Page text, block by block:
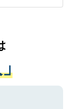
本人の許可
ての厳密な
に付与され
済みです。
SSL（デー
ください。
状況や紹介
ドバイスを
転職をされ
が可能です